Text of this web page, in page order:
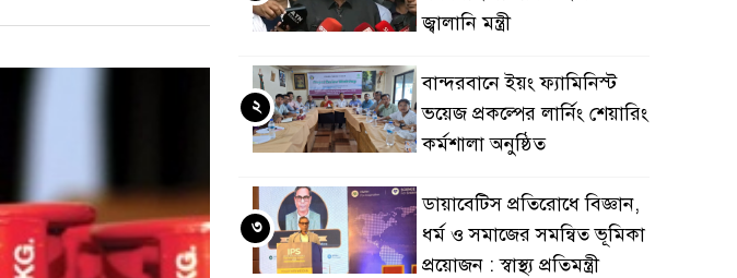
জ্বালানি মন্ত্রী
বান্দরবানে ইয়ং ফ্যামিনিস্ট
ভয়েজ প্রকল্পের লার্নিং শেয়ারিং
কর্মশালা অনুষ্ঠিত
২
ডায়াবেটিস প্রতিরোধে বিজ্ঞান,
ধর্ম ও সমাজের সমন্বিত ভূমিকা
প্রয়োজন : স্বাস্থ্য প্রতিমন্ত্রী
৩